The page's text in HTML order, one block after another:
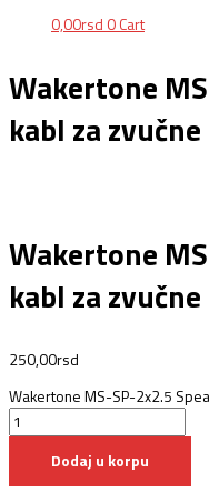
0,00rsd 0 Cart
Wakertone
kabl za
Wakertone
kabl za
250,00rsd
Wakertone MS-SP-2x2.5
Dodaj u korpu